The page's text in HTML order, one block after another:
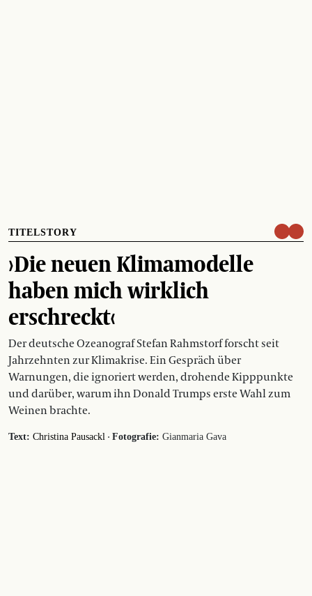
TITELSTORY
›Die neuen Klimamodelle
haben mich wirklich
erschreckt‹
Der deutsche Ozeanograf Stefan Rahmstorf forscht seit
Jahrzehnten zur Klimakrise. Ein Gespräch über
Warnungen, die ignoriert werden, drohende Kipppunkte
und darüber, warum ihn Donald Trumps erste Wahl zum
Weinen brachte.
Text: Christina Pausackl · Fotografie: Gianmaria Gava